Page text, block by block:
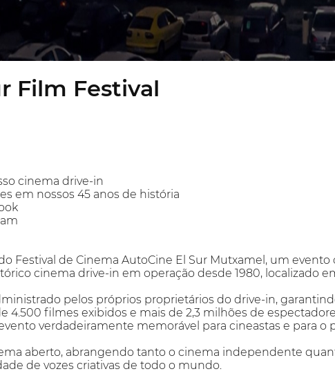
Film Festival
cinema drive-in
em nossos 45 anos de história
Festival de Cinema AutoCine El Sur Mutxamel, um
cinema drive-in em operação desde 1980, localizado
pelos próprios proprietários do drive-in,
4.500 filmes exibidos e mais de 2,3 milhões de
verdadeiramente memorável para cineastas e para o
aberto, abrangendo tanto o cinema independente
de vozes criativas de todo o mundo.